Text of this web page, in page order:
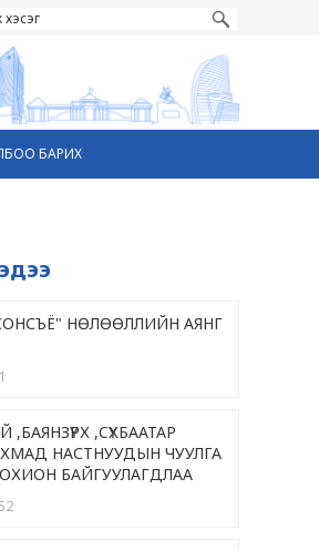
БАРИХ
СОНСЪЁ" НӨЛӨӨЛЛИЙН АЯНГ
,CҮХБААТАР
НАСТНУУДЫН ЧУУЛГА
БАЙГУУЛАГДЛАА